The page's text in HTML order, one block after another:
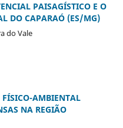
PAISAGÍSTICO E O
DO CAPARAÓ (ES/MG)
do Vale
AMBIENTAL
NA REGIÃO